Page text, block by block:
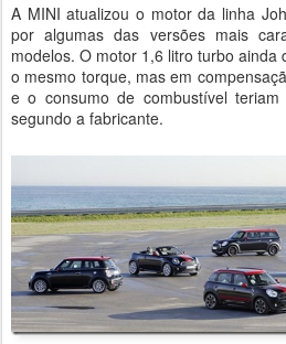
A MINI atualizou o motor da linha
por algumas das versões mais
modelos. O motor 1,6 litro turbo ainda
o mesmo torque, mas em
e o consumo de combustível teriam
segundo a fabricante.